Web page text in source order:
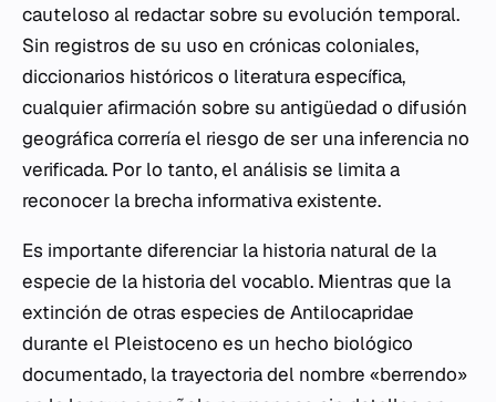
cauteloso al redactar sobre su evolución temporal.
Sin registros de su uso en crónicas coloniales,
diccionarios históricos o literatura específica,
cualquier afirmación sobre su antigüedad o difusión
geográfica correría el riesgo de ser una inferencia no
verificada. Por lo tanto, el análisis se limita a
reconocer la brecha informativa existente.
Es importante diferenciar la historia natural de la
especie de la historia del vocablo. Mientras que la
extinción de otras especies de Antilocapridae
durante el Pleistoceno es un hecho biológico
documentado, la trayectoria del nombre «berrendo»